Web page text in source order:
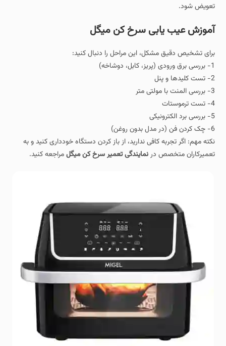
تعویض شود.
آموزش عیب‌ یابی سرخ‌ کن میگل
برای تشخیص دقیق مشکل، این مراحل را دنبال کنید:
1- بررسی برق ورودی (پریز، کابل، دوشاخه)
2- تست کلیدها و پنل
3- بررسی المنت با مولتی‌ متر
4- تست ترموستات
5- بررسی برد الکترونیکی
6- چک کردن فن (در مدل بدون روغن)
نکته مهم: اگر تجربه کافی ندارید، از باز کردن دستگاه خودداری کنید و به
تعمیرکاران متخصص درنمایندگی تعمیر سرخ کن میگلمراجعه کنید.